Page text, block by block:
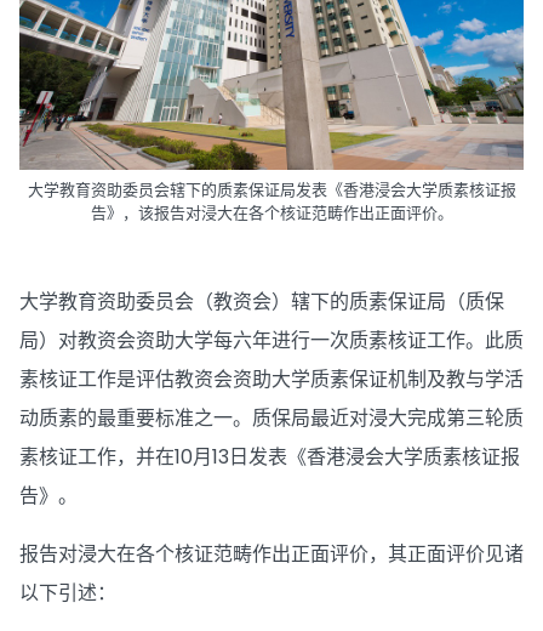
大学教育资助委员会辖下的质素保证局发表《香港浸会大学质素核证报
告》，该报告对浸大在各个核证范畴作出正面评价。
大学教育资助委员会（教资会）辖下的质素保证局（质保
局）对教资会资助大学每六年进行一次质素核证工作。此质
素核证工作是评估教资会资助大学质素保证机制及教与学活
动质素的最重要标准之一。质保局最近对浸大完成第三轮质
素核证工作，并在10月13日发表《香港浸会大学质素核证报
告》。
报告对浸大在各个核证范畴作出正面评价，其正面评价见诸
以下引述：